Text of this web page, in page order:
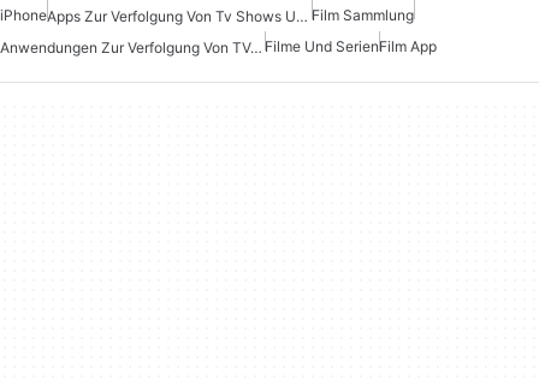
iPhone Apps Zur Verfolgung Von Tv Shows Und Filmen Film Sammlung
Anwendungen Zur Verfolgung Von TV-Sendungen Und Filmen Filme Und SerienFilm App